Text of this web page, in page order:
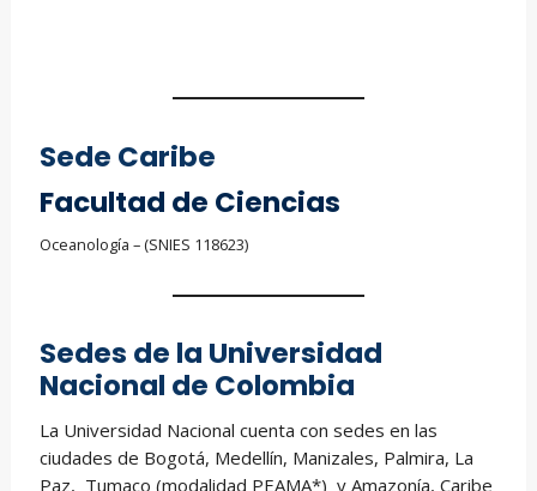
Sede Caribe
Facultad de Ciencias
Oceanología – (SNIES 118623)
Sedes de la Universidad
Nacional de Colombia
La Universidad Nacional cuenta con sedes en las
ciudades de Bogotá, Medellín, Manizales, Palmira, La
Paz, Tumaco (modalidad PEAMA*) y Amazonía, Caribe